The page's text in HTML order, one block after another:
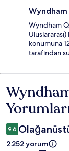
Wyndham
konumuna
tarafından
Yorumlar
9,6
2.252 yorum